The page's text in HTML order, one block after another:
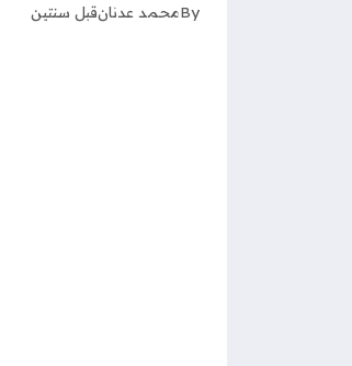
Byمحمد عدنانقبل سنتين